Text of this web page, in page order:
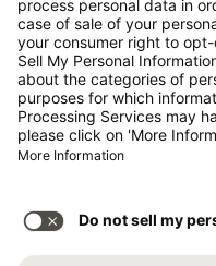
sich i.d.R. um
Tarifoption. Es
fürAufgabegepäck
Leistungen anfallen.